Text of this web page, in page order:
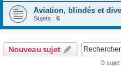
Aviation, blindés et
Sujets : 6
Nouveau sujet
0 sujet